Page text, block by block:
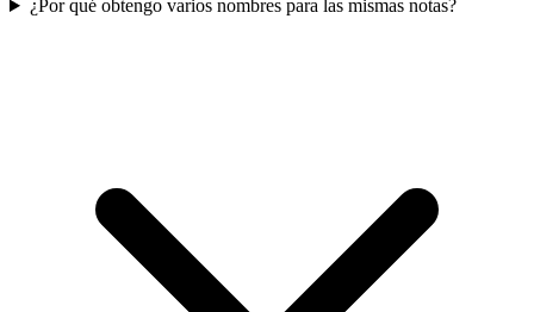
¿Por qué obtengo varios nombres para las mismas notas?